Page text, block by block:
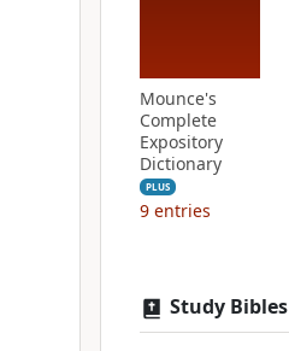
Mounce's
Complete
Expository
Dictionary
PLUS
9 entries
Study Bibles